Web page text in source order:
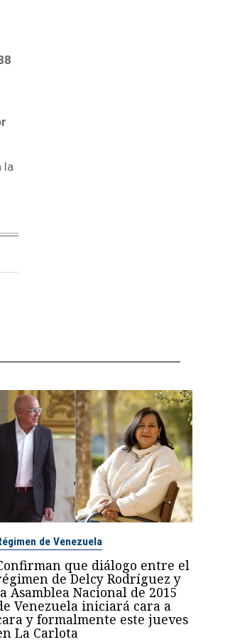
la
de Venezuela
que diálogo entre el
de Delcy Rodríguez y
Asamblea Nacional de 2015
Venezuela iniciará cara a
y formalmente este jueves
La Carlota